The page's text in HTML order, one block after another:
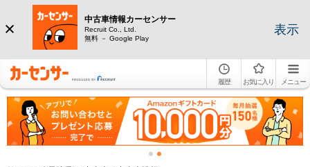
中古車情報カーセンサー
Recruit Co., Ltd.
無料 － Google Play
表示
履歴 お気に入り メニュー